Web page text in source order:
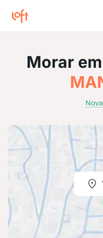
Morar em